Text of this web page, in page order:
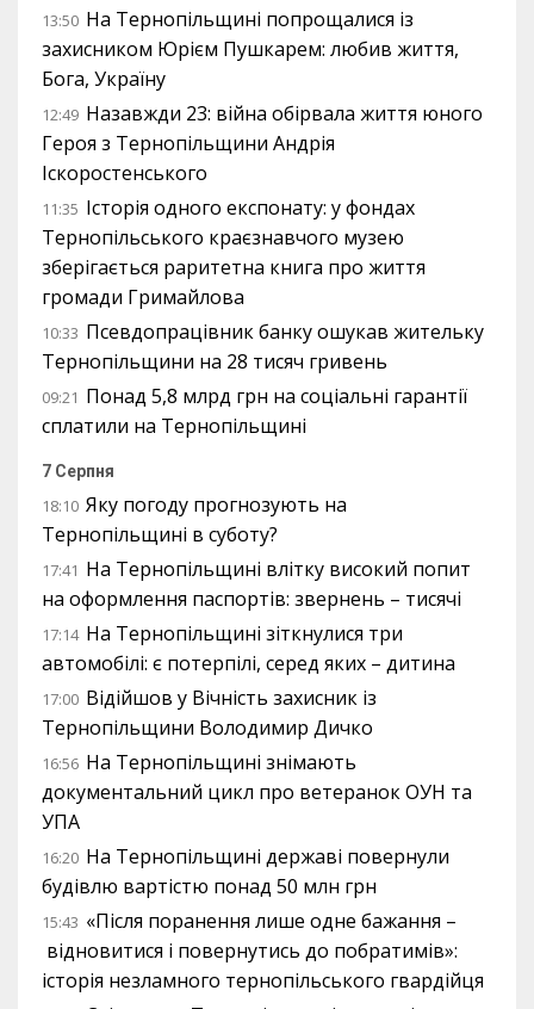
13:50 На Тернопільщині попрощалися із
захисником Юрієм Пушкарем: любив життя,
Бога, Україну
12:49 Назавжди 23: війна обірвала життя юного
Героя з Тернопільщини Андрія
Іскоростенського
11:35 Історія одного експонату: у фондах
Тернопільського краєзнавчого музею
зберігається раритетна книга про життя
громади Гримайлова
10:33 Псевдопрацівник банку ошукав жительку
Тернопільщини на 28 тисяч гривень
09:21 Понад 5,8 млрд грн на соціальні гарантії
сплатили на Тернопільщині
7 Серпня
18:10 Яку погоду прогнозують на
Тернопільщині в суботу?
17:41 На Тернопільщині влітку високий попит
на оформлення паспортів: звернень – тисячі
17:14 На Тернопільщині зіткнулися три
автомобілі: є потерпілі, серед яких – дитина
17:00 Відійшов у Вічність захисник із
Тернопільщини Володимир Дичко
16:56 На Тернопільщині знімають
документальний цикл про ветеранок ОУН та
УПА
16:20 На Тернопільщині державі повернули
будівлю вартістю понад 50 млн грн
15:43 «Після поранення лише одне бажання –
відновитися і повернутись до побратимів»:
історія незламного тернопільського гвардійця